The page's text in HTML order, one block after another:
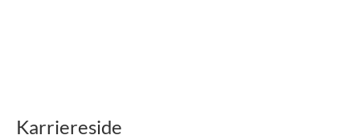
Karriereside